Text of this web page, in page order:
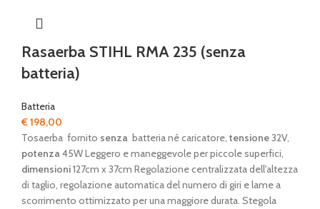
Rasaerba STIHL RMA 235 (senza
batteria)
Batteria
€198,00
Tosaerba fornito senza batteria né caricatore, tensione32V,
potenza45W Leggero e maneggevole per piccole superfici,
dimensioni127cm x 37cm Regolazione centralizzata dell'altezza
di taglio, regolazione automatica del numero di giri e lame a
scorrimento ottimizzato per una maggiore durata. Stegola